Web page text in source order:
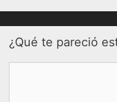
¿Qué te pareció